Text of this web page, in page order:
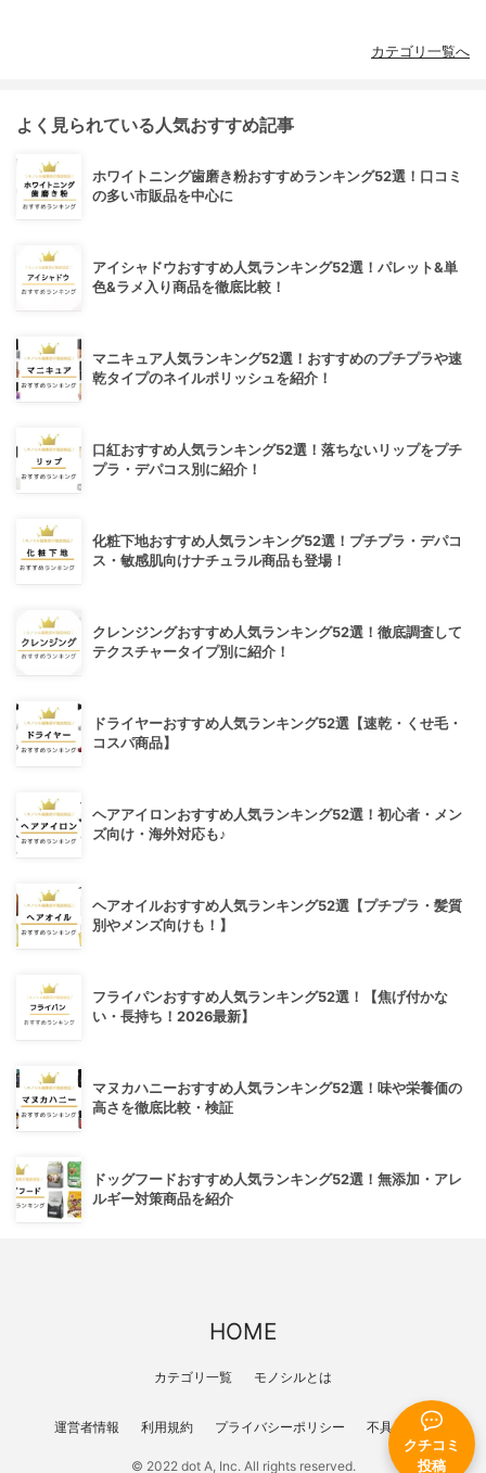
クチコミ
投稿
カテゴリ一覧へ
よく見られている人気おすすめ記事
ホワイトニング歯磨き粉おすすめランキング52選！口コミ
の多い市販品を中心に
アイシャドウおすすめ人気ランキング52選！パレット&単
色&ラメ入り商品を徹底比較！
マニキュア人気ランキング52選！おすすめのプチプラや速
乾タイプのネイルポリッシュを紹介！
口紅おすすめ人気ランキング52選！落ちないリップをプチ
プラ・デパコス別に紹介！
化粧下地おすすめ人気ランキング52選！プチプラ・デパコ
ス・敏感肌向けナチュラル商品も登場！
クレンジングおすすめ人気ランキング52選！徹底調査して
テクスチャータイプ別に紹介！
ドライヤーおすすめ人気ランキング52選【速乾・くせ毛・
コスパ商品】
ヘアアイロンおすすめ人気ランキング52選！初心者・メン
ズ向け・海外対応も♪
ヘアオイルおすすめ人気ランキング52選【プチプラ・髪質
別やメンズ向けも！】
フライパンおすすめ人気ランキング52選！【焦げ付かな
い・長持ち！2026最新】
マヌカハニーおすすめ人気ランキング52選！味や栄養価の
高さを徹底比較・検証
ドッグフードおすすめ人気ランキング52選！無添加・アレ
ルギー対策商品を紹介
HOME
カテゴリ一覧 モノシルとは
運営者情報 利用規約 プライバシーポリシー 不具合報告
© 2022 dot A, Inc. All rights reserved.